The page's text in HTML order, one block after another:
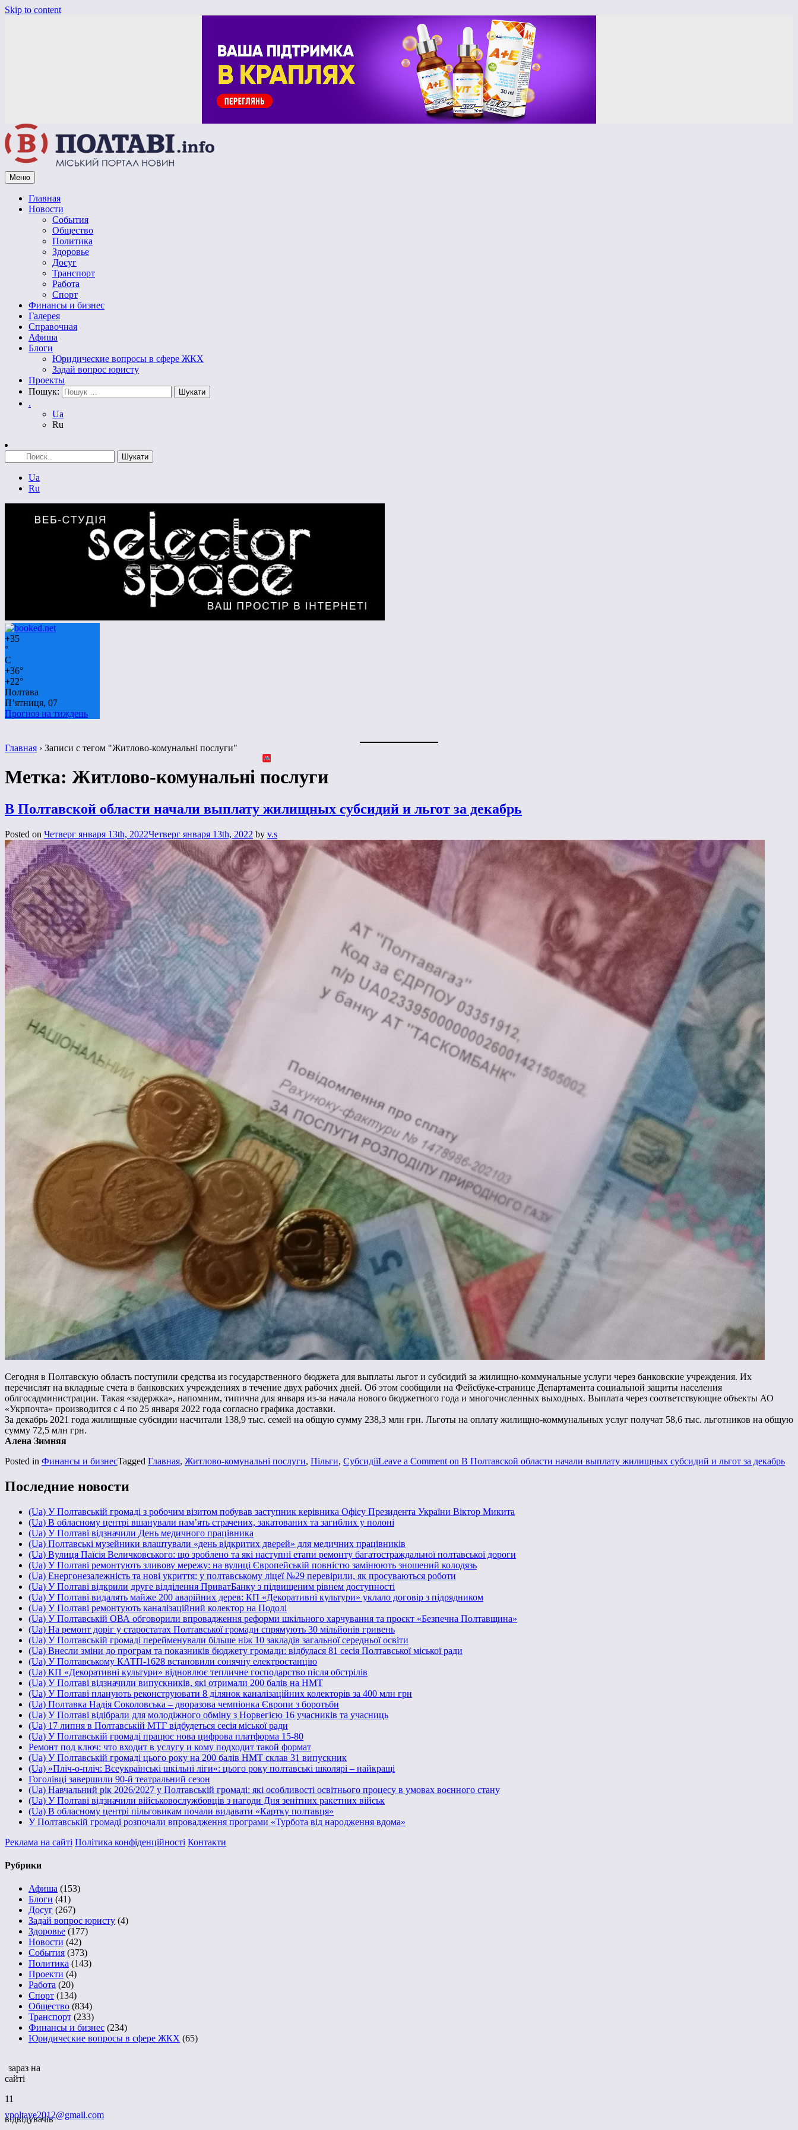
Skip to content
Vpoltave.info
Полтавский портал новостей
Меню
Главная
Новости
События
Общество
Политика
Здоровье
Досуг
Транспорт
Работа
Спорт
Финансы и бизнес
Галерея
Справочная
Афиша
Блоги
Юридические вопросы в сфере ЖКХ
Задай вопрос юристу
Проекты
Пошук:
.
Ua
Ru
Ua
Ru
+35
°
C
+36°
+22°
Полтава
П’ятниця, 07
Прогноз на тиждень
Главная › Записи с тегом "Житлово-комунальні послуги"
Метка: Житлово-комунальні послуги
В Полтавской области начали выплату жилищных субсидий и льгот за декабрь
Posted on Четверг января 13th, 2022Четверг января 13th, 2022 by v.s
Сегодня в Полтавскую область поступили средства из государственного бюджета для выплаты льгот и субсидий за жилищно-коммунальные услуги через банковские учреждения. Их
перечислят на вкладные счета в банковских учреждениях в течение двух рабочих дней. Об этом сообщили на Фейсбуке-странице Департамента социальной защиты населения
облгосадминистрации. Такая «задержка», напомним, типична для января из-за начала нового бюджетного года и многочисленных выходных. Выплата через соответствующие объекты АО
«Укрпочта» производится с 4 по 25 января 2022 года согласно графика доставки.
За декабрь 2021 года жилищные субсидии насчитали 138,9 тыс. семей на общую сумму 238,3 млн грн. Льготы на оплату жилищно-коммунальных услуг получат 58,6 тыс. льготников на общую
сумму 72,5 млн грн.
Алена Зимняя
Posted in Финансы и бизнесTagged Главная, Житлово-комунальні послуги, Пільги, СубсидіїLeave a Comment on В Полтавской области начали выплату жилищных субсидий и льгот за декабрь
Последние новости
(Ua) У Полтавській громаді з робочим візитом побував заступник керівника Офісу Президента України Віктор Микита
(Ua) В обласному центрі вшанували пам’ять страчених, закатованих та загиблих у полоні
(Ua) У Полтаві відзначили День медичного працівника
(Ua) Полтавські музейники влаштували «день відкритих дверей» для медичних працівників
(Ua) Вулиця Паїсія Величковського: що зроблено та які наступні етапи ремонту багатостраждальної полтавської дороги
(Ua) У Полтаві ремонтують зливову мережу: на вулиці Європейській повністю замінюють зношений колодязь
(Ua) Енергонезалежність та нові укриття: у полтавському ліцеї №29 перевірили, як просуваються роботи
(Ua) У Полтаві відкрили друге відділення ПриватБанку з підвищеним рівнем доступності
(Ua) У Полтаві видалять майже 200 аварійних дерев: КП «Декоративні культури» уклало договір з підрядником
(Ua) У Полтаві ремонтують каналізаційний колектор на Подолі
(Ua) У Полтавській ОВА обговорили впровадження реформи шкільного харчування та проєкт «Безпечна Полтавщина»
(Ua) На ремонт доріг у старостатах Полтавської громади спрямують 30 мільйонів гривень
(Ua) У Полтавській громаді перейменували більше ніж 10 закладів загальної середньої освіти
(Ua) Внесли зміни до програм та показників бюджету громади: відбулася 81 сесія Полтавської міської ради
(Ua) У Полтавському КАТП-1628 встановили сонячну електростанцію
(Ua) КП «Декоративні культури» відновлює тепличне господарство після обстрілів
(Ua) У Полтаві відзначили випускників, які отримали 200 балів на НМТ
(Ua) У Полтаві планують реконструювати 8 ділянок каналізаційних колекторів за 400 млн грн
(Ua) Полтавка Надія Соколовська – дворазова чемпіонка Європи з боротьби
(Ua) У Полтаві відібрали для молодіжного обміну з Норвегією 16 учасників та учасниць
(Ua) 17 липня в Полтавській МТГ відбудеться сесія міської ради
(Ua) У Полтавській громаді працює нова цифрова платформа 15-80
Ремонт под ключ: что входит в услугу и кому подходит такой формат
(Ua) У Полтавській громаді цього року на 200 балів НМТ склав 31 випускник
(Ua) »Пліч-о-пліч: Всеукраїнські шкільні ліги»: цього року полтавські школярі – найкращі
Гоголівці завершили 90-й театральний сезон
(Ua) Навчальний рік 2026/2027 у Полтавській громаді: які особливості освітнього процесу в умовах воєнного стану
(Ua) У Полтаві відзначили військовослужбовців з нагоди Дня зенітних ракетних військ
(Ua) В обласному центрі пільговикам почали видавати «Картку полтавця»
У Полтавській громаді розпочали впровадження програми «Турбота від народження вдома»
Реклама на сайті Політика конфіденційності Контакти
Рубрики
Афиша (153)
Блоги (41)
Досуг (267)
Задай вопрос юристу (4)
Здоровье (177)
Новости (42)
События (373)
Политика (143)
Проекти (4)
Работа (20)
Спорт (134)
Общество (834)
Транспорт (233)
Финансы и бизнес (234)
Юридические вопросы в сфере ЖКХ (65)
зараз на
сайті
11
відвідувачів
vpoltave2012@gmail.com